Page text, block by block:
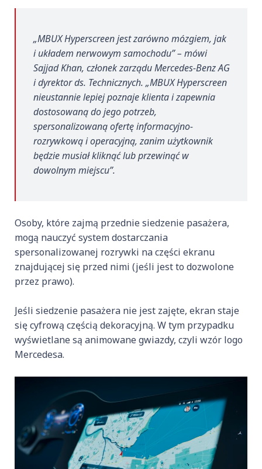
„MBUX Hyperscreen jest zarówno mózgiem, jak
i układem nerwowym samochodu” – mówi
Sajjad Khan, członek zarządu Mercedes-Benz AG
i dyrektor ds. Technicznych. „MBUX Hyperscreen
nieustannie lepiej poznaje klienta i zapewnia
dostosowaną do jego potrzeb,
spersonalizowaną ofertę informacyjno-
rozrywkową i operacyjną, zanim użytkownik
będzie musiał kliknąć lub przewinąć w
dowolnym miejscu”.
Osoby, które zajmą przednie siedzenie pasażera,
mogą nauczyć system dostarczania
spersonalizowanej rozrywki na części ekranu
znajdującej się przed nimi (jeśli jest to dozwolone
przez prawo).
Jeśli siedzenie pasażera nie jest zajęte, ekran staje
się cyfrową częścią dekoracyjną. W tym przypadku
wyświetlane są animowane gwiazdy, czyli wzór logo
Mercedesa.